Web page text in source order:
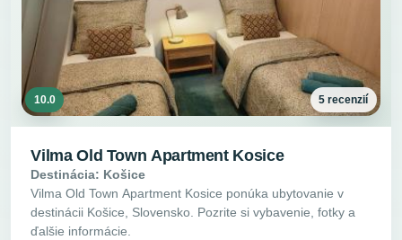
10.0 5 recenzií
Vilma Old Town Apartment Kosice
Destinácia: Košice
Vilma Old Town Apartment Kosice ponúka ubytovanie v
destinácii Košice, Slovensko. Pozrite si vybavenie, fotky a
ďalšie informácie.